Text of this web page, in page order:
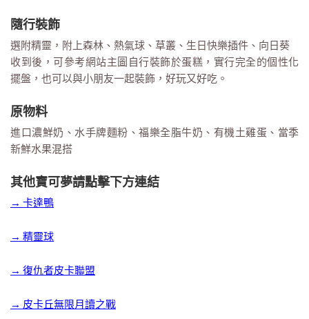
隨行裝飾
選附精靈，附上森林、熱氣球、草叢、生日快樂插件、向日葵
收到後，可參考網站主圖自行裝飾於蛋糕，實行完全的個性化
擺盤，也可以與小朋友一起裝飾，好玩又好吃。
原物料
進口濃鮮奶、水手牌麵粉、福樂全脂牛奶、有機土雞蛋、當季
新鮮水果混搭
其他寶可夢請點擊下方連結
→ 卡達鴨
→ 精靈球
→ 復仇者皮卡聯盟
→ 皮卡丘無限月讀之戰